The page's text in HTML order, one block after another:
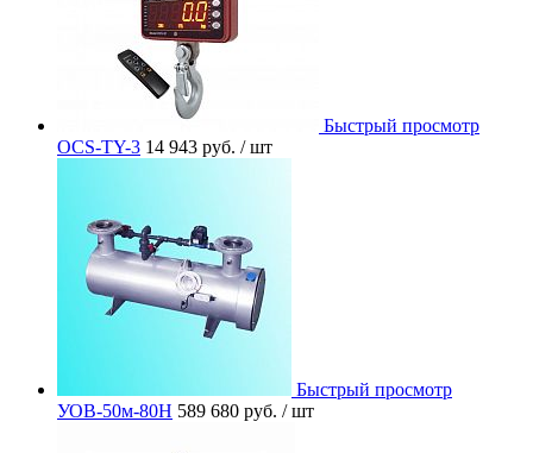
Быстрый просмотр
OCS-TY-3 14 943 руб. / шт
Быстрый просмотр
УОВ-50м-80Н 589 680 руб. / шт